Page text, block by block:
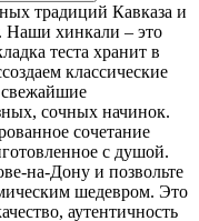
традиций Кавказа и
Наши хинкали – это
теста хранит в
классические
свежайшие
сочных начинок.
сочетание
с душой.
на-Дону и позвольте
шедевром. Это
аутентичность